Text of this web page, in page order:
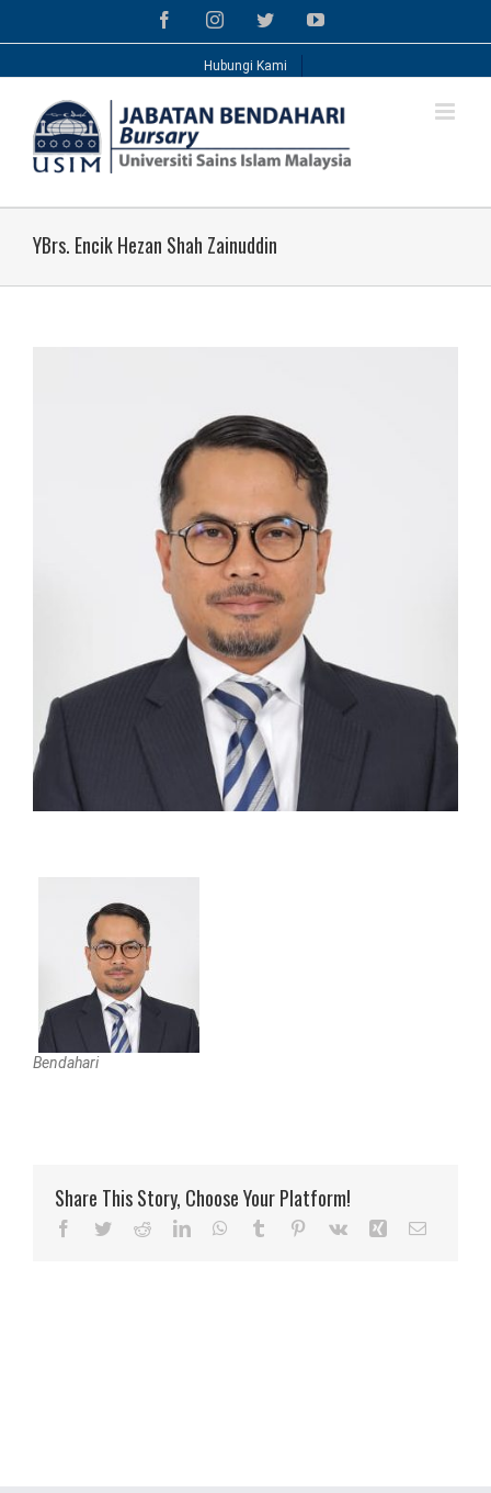
FacebookInstagramTwitterYouTube
Hubungi Kami
YBrs. Encik Hezan Shah Zainuddin
Bendahari
Share This Story, Choose Your Platform!
Facebook
TwitterRedditLinkedInWhatsApp
Tumblr Pinterest
Vk Xing Email